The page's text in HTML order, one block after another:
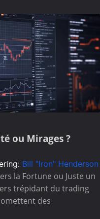
ou Mirages ?
Bill "Iron" Henderson
la Fortune ou Juste un
trépidant du trading
des